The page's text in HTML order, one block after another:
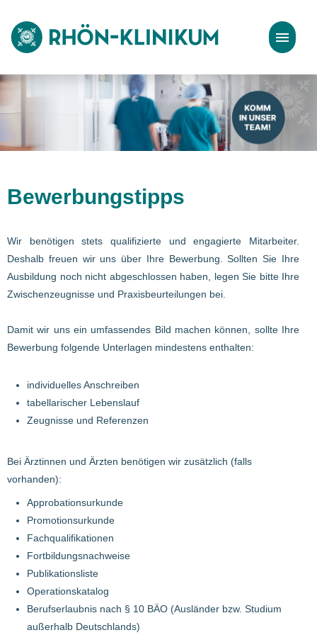
Stellenangebote
Bewerbungstipps
Bewerbungstipps
Wir benötigen stets qualifizierte und engagierte Mitarbeiter.
Deshalb freuen wir uns über Ihre Bewerbung. Sollten Sie Ihre
Ausbildung noch nicht abgeschlossen haben, legen Sie bitte Ihre
Zwischenzeugnisse und Praxisbeurteilungen bei.
Damit wir uns ein umfassendes Bild machen können, sollte Ihre
Bewerbung folgende Unterlagen mindestens enthalten:
individuelles Anschreiben
tabellarischer Lebenslauf
Zeugnisse und Referenzen
Bei Ärztinnen und Ärzten benötigen wir zusätzlich (falls
vorhanden):
Approbationsurkunde
Promotionsurkunde
Fachqualifikationen
Fortbildungsnachweise
Publikationsliste
Operationskatalog
Berufserlaubnis nach § 10 BÄO (Ausländer bzw. Studium
außerhalb Deutschlands)